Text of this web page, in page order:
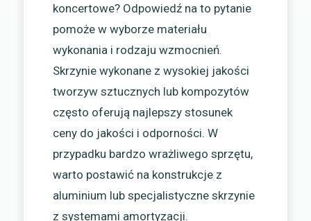
koncertowe? Odpowiedź na to pytanie
pomoże w wyborze materiału
wykonania i rodzaju wzmocnień.
Skrzynie wykonane z wysokiej jakości
tworzyw sztucznych lub kompozytów
często oferują najlepszy stosunek
ceny do jakości i odporności. W
przypadku bardzo wrażliwego sprzętu,
warto postawić na konstrukcje z
aluminium lub specjalistyczne skrzynie
z systemami amortyzacji.